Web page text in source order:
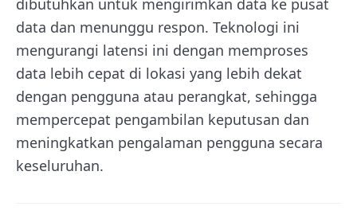
data dan menunggu respon. Teknologi ini
mengurangi latensi ini dengan memproses
data lebih cepat di lokasi yang lebih dekat
dengan pengguna atau perangkat, sehingga
mempercepat pengambilan keputusan dan
meningkatkan pengalaman pengguna secara
keseluruhan.